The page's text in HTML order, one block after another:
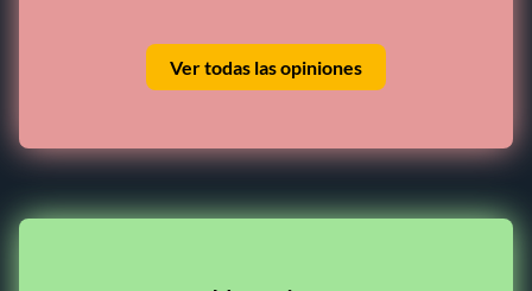
Ver todas las opiniones